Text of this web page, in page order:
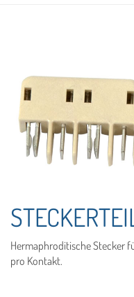
Hermaphroditische Stecker
pro Kontakt.